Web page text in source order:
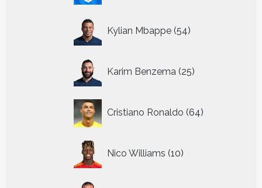
Kylian Mbappe 54
producten
Karim Benzema 25
producten
Cristiano Ronaldo 64
producten
Nico Williams 10
producten